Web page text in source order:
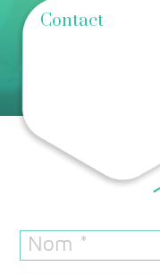
Contact